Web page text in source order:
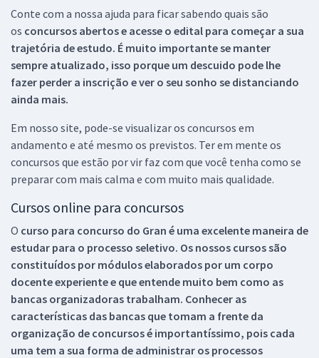
Conte com a nossa ajuda para ficar sabendo quais são
os concursos abertos e acesse o edital para começar a sua
trajetória de estudo. É muito importante se manter
sempre atualizado, isso porque um descuido pode lhe
fazer perder a inscrição e ver o seu sonho se distanciando
ainda mais.
Em nosso site, pode-se visualizar os concursos em
andamento e até mesmo os previstos. Ter em mente os
concursos que estão por vir faz com que você tenha como se
preparar com mais calma e com muito mais qualidade.
Cursos online para concursos
O curso para concurso do Gran é uma excelente maneira de
estudar para o processo seletivo. Os nossos cursos são
constituídos por módulos elaborados por um corpo
docente experiente e que entende muito bem como as
bancas organizadoras trabalham. Conhecer as
características das bancas que tomam a frente da
organização de concursos é importantíssimo, pois cada
uma tem a sua forma de administrar os processos